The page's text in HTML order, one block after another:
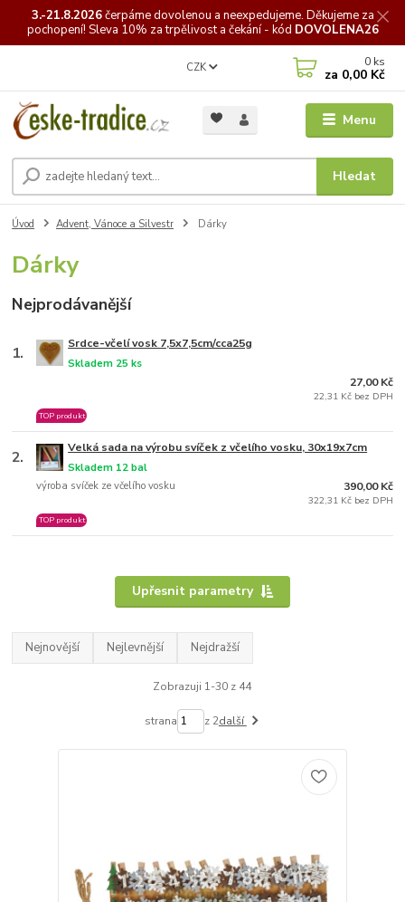
3.-21.8.2026čerpámedovolenou a neexpedujeme. Děkujeme za
pochopení! Sleva 10% za trpělivost a čekání - kód DOVOLENA26
Menu
CZK
Hledat
0 ks
za 0,00 Kč
Úvod Advent, Vánoce a Silvestr Dárky
Dárky
Nejprodávanější
1. Srdce-včelí vosk 7,5x7,5cm/cca25g
Skladem 25 ks
TOP produkt
27,00 Kč
22,31 Kč bez DPH
2. Velká sada na výrobu svíček z včelího vosku, 30x19x7cm
výroba svíček ze včelího vosku
Skladem 12 bal
TOP produkt
390,00 Kč
322,31 Kč bez DPH
Upřesnit parametry
Nejnovější Nejlevnější Nejdražší
Zobrazuji 1-30 z 44
strana z 2další